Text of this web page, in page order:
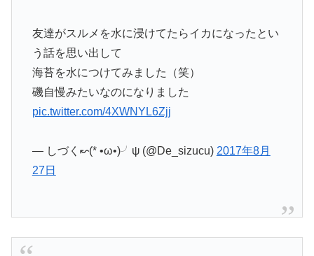
友達がスルメを水に浸けてたらイカになったとい
う話を思い出して
海苔を水につけてみました（笑）
磯自慢みたいなのになりました
pic.twitter.com/4XWNYL6Zjj
— しづく↜(* •ω•)╯ψ (@De_sizucu) 2017年8月
27日